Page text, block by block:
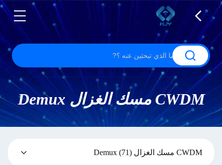
CWDM مسك الغزال Demux
CWDM مسك الغزال Demux (71)